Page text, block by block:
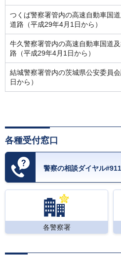
つくば警察署管内の高速自動車国
道路（平成29年4月1日から）
牛久警察署管内の高速自動車国道
路（平成29年4月1日から）
結城警察署管内の茨城県公安委員
日から）
各種受付窓口
警察の相談ダイヤル
各警察署